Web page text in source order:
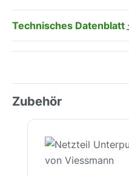
Technisches Datenblatt
Zubehör
Produktgalerie